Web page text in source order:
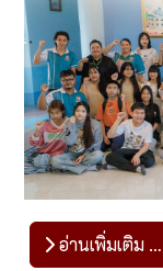
อ่านเพิ่มเติม …